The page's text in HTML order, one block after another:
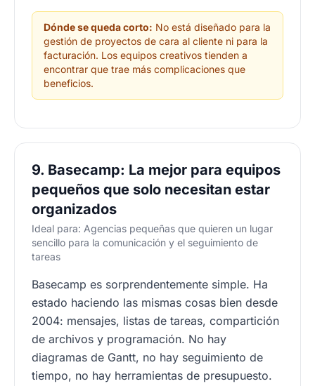
Dónde se queda corto: No está diseñado para la
gestión de proyectos de cara al cliente ni para la
facturación. Los equipos creativos tienden a
encontrar que trae más complicaciones que
beneficios.
9. Basecamp: La mejor para equipos
pequeños que solo necesitan estar
organizados
Ideal para: Agencias pequeñas que quieren un lugar
sencillo para la comunicación y el seguimiento de
tareas
Basecamp es sorprendentemente simple. Ha
estado haciendo las mismas cosas bien desde
2004: mensajes, listas de tareas, compartición
de archivos y programación. No hay
diagramas de Gantt, no hay seguimiento de
tiempo, no hay herramientas de presupuesto.